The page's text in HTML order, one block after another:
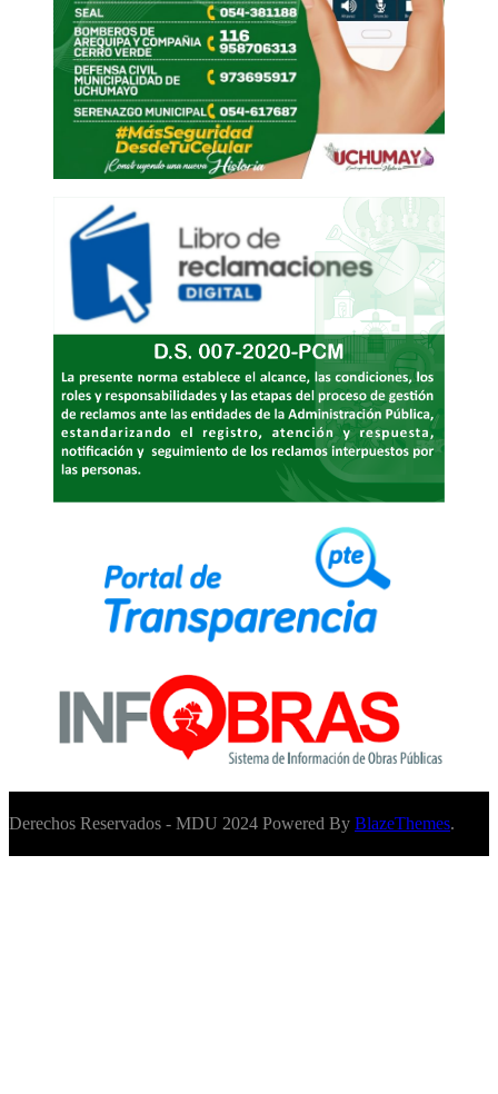
Derechos Reservados - MDU 2024 Powered By BlazeThemes.